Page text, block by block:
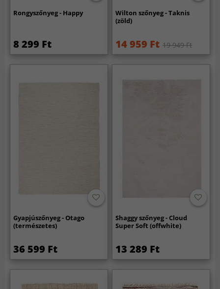
Rongyszőnyeg - Happy
8 299 Ft
Wilton szőnyeg - Taknis
(zöld)
14 959 Ft 19 949 Ft
Gyapjúszőnyeg - Otago
(természetes)
36 599 Ft
Shaggy szőnyeg - Cloud
Super Soft (offwhite)
13 289 Ft